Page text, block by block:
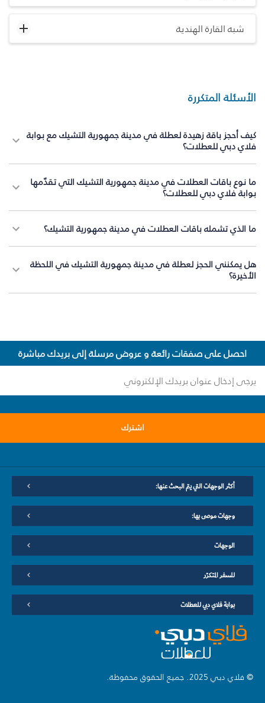
شبه القارة الهندية
الأسئلة المتكررة
كيف أحجز باقة زهيدة لعطلة في مدينة جمهورية التشيك مع بوابة
فلاي دبي للعطلات؟
ما نوع باقات العطلات في مدينة جمهورية التشيك التي تقدّمها
بوابة فلاي دبي للعطلات؟
ما الذي تشمله باقات العطلات في مدينة جمهورية التشيك؟
هل يمكنني الحجز لعطلة في مدينة جمهورية التشيك في اللحظة
الأخيرة؟
احصل على صفقات رائعة و عروض مرسلة إلى بريدك مباشرة
اشترك
أكثر الوجهات التي يتم البحث عنها:
وجهات موصى بها:
الوجهات
للسفر المتكرّر
بوابة فلاي دبي للعطلات
© فلاي دبي 2025. جميع الحقوق محفوظة.